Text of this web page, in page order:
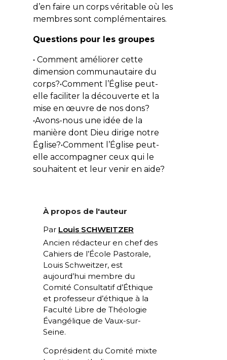
d’en faire un corps véritable où les
membres sont complémentaires.
Questions pour les groupes
• Comment améliorer cette
dimension communautaire du
corps?•Comment l’Église peut-
elle faciliter la découverte et la
mise en œuvre de nos dons?
•Avons-nous une idée de la
manière dont Dieu dirige notre
Église?•Comment l’Église peut-
elle accompagner ceux qui le
souhaitent et leur venir en aide?
À propos de l'auteur
Par Louis SCHWEITZER
Ancien rédacteur en chef des
Cahiers de l’École Pastorale,
Louis Schweitzer, est
aujourd’hui membre du
Comité Consultatif d’Éthique
et professeur d’éthique à la
Faculté Libre de Théologie
Évangélique de Vaux-sur-
Seine.
Coprésident du Comité mixte